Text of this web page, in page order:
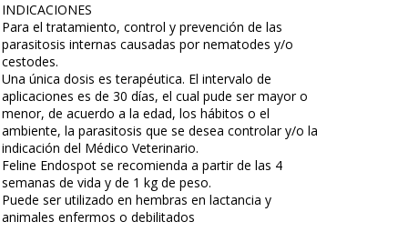
INDICACIONES
Para el tratamiento, control y prevención de las
parasitosis internas causadas por nematodes y/o
cestodes.
Una única dosis es terapéutica. El intervalo de
aplicaciones es de 30 días, el cual pude ser mayor o
menor, de acuerdo a la edad, los hábitos o el
ambiente, la parasitosis que se desea controlar y/o la
indicación del Médico Veterinario.
Feline Endospot se recomienda a partir de las 4
semanas de vida y de 1 kg de peso.
Puede ser utilizado en hembras en lactancia y
animales enfermos o debilitados